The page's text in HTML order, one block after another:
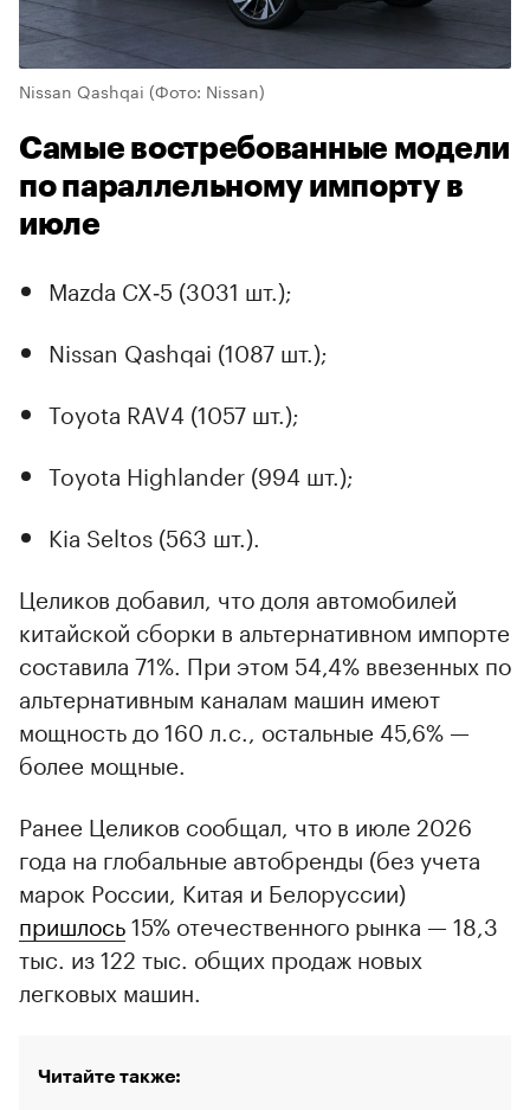
Nissan Qashqai (Фото: Nissan)
Самые востребованные модели
по параллельному импорту в
июле
Mazda CX‑5 (3031 шт.);
Nissan Qashqai (1087 шт.);
Toyota RAV4 (1057 шт.);
Toyota Highlander (994 шт.);
Kia Seltos (563 шт.).
Целиков добавил, что доля автомобилей
китайской сборки в альтернативном импорте
составила 71%. При этом 54,4% ввезенных по
альтернативным каналам машин имеют
мощность до 160 л.с., остальные 45,6% —
более мощные.
Ранее Целиков сообщал, что в июле 2026
года на глобальные автобренды (без учета
марок России, Китая и Белоруссии)
пришлось15% отечественного рынка — 18,3
тыс. из 122 тыс. общих продаж новых
легковых машин.
Читайте также: